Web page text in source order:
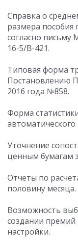
Cправка о
размера пособия
согласно письму
16-5/В-421.
Типовая форма
Постановлению
2016 года №858.
Форма
автоматического
Уточнение
ценным бумагам
Отчеты по
половину месяца.
Возможность
создании
настройки.